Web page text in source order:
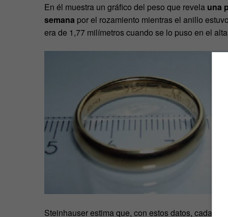
En él muestra un gráfico del peso que revela una
semana por el rozamiento mientras el anillo
era de 1,77 milímetros cuando se lo puso en el
Steinhauser estima que, con estos datos, cada